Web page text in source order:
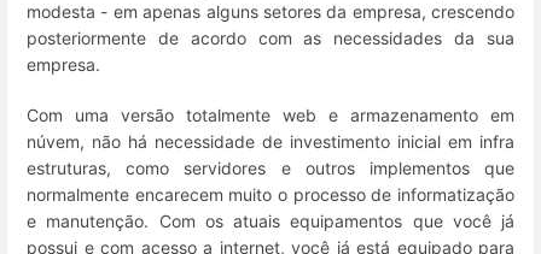
modesta - em apenas alguns setores da empresa, crescendo
posteriormente de acordo com as necessidades da sua
empresa.
Com uma versão totalmente web e armazenamento em
núvem, não há necessidade de investimento inicial em infra
estruturas, como servidores e outros implementos que
normalmente encarecem muito o processo de informatização
e manutenção. Com os atuais equipamentos que você já
possui e com acesso a internet, você já está equipado para